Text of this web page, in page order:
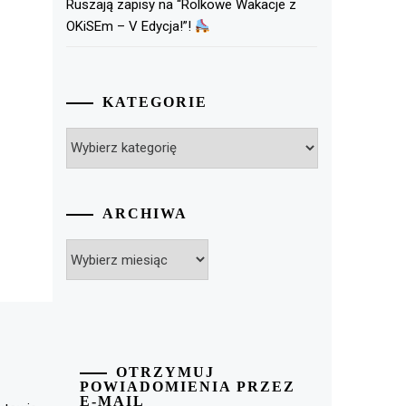
Ruszają zapisy na “Rolkowe Wakacje z
OKiSEm – V Edycja!”!
KATEGORIE
ARCHIWA
OTRZYMUJ
POWIADOMIENIA PRZEZ
E-MAIL